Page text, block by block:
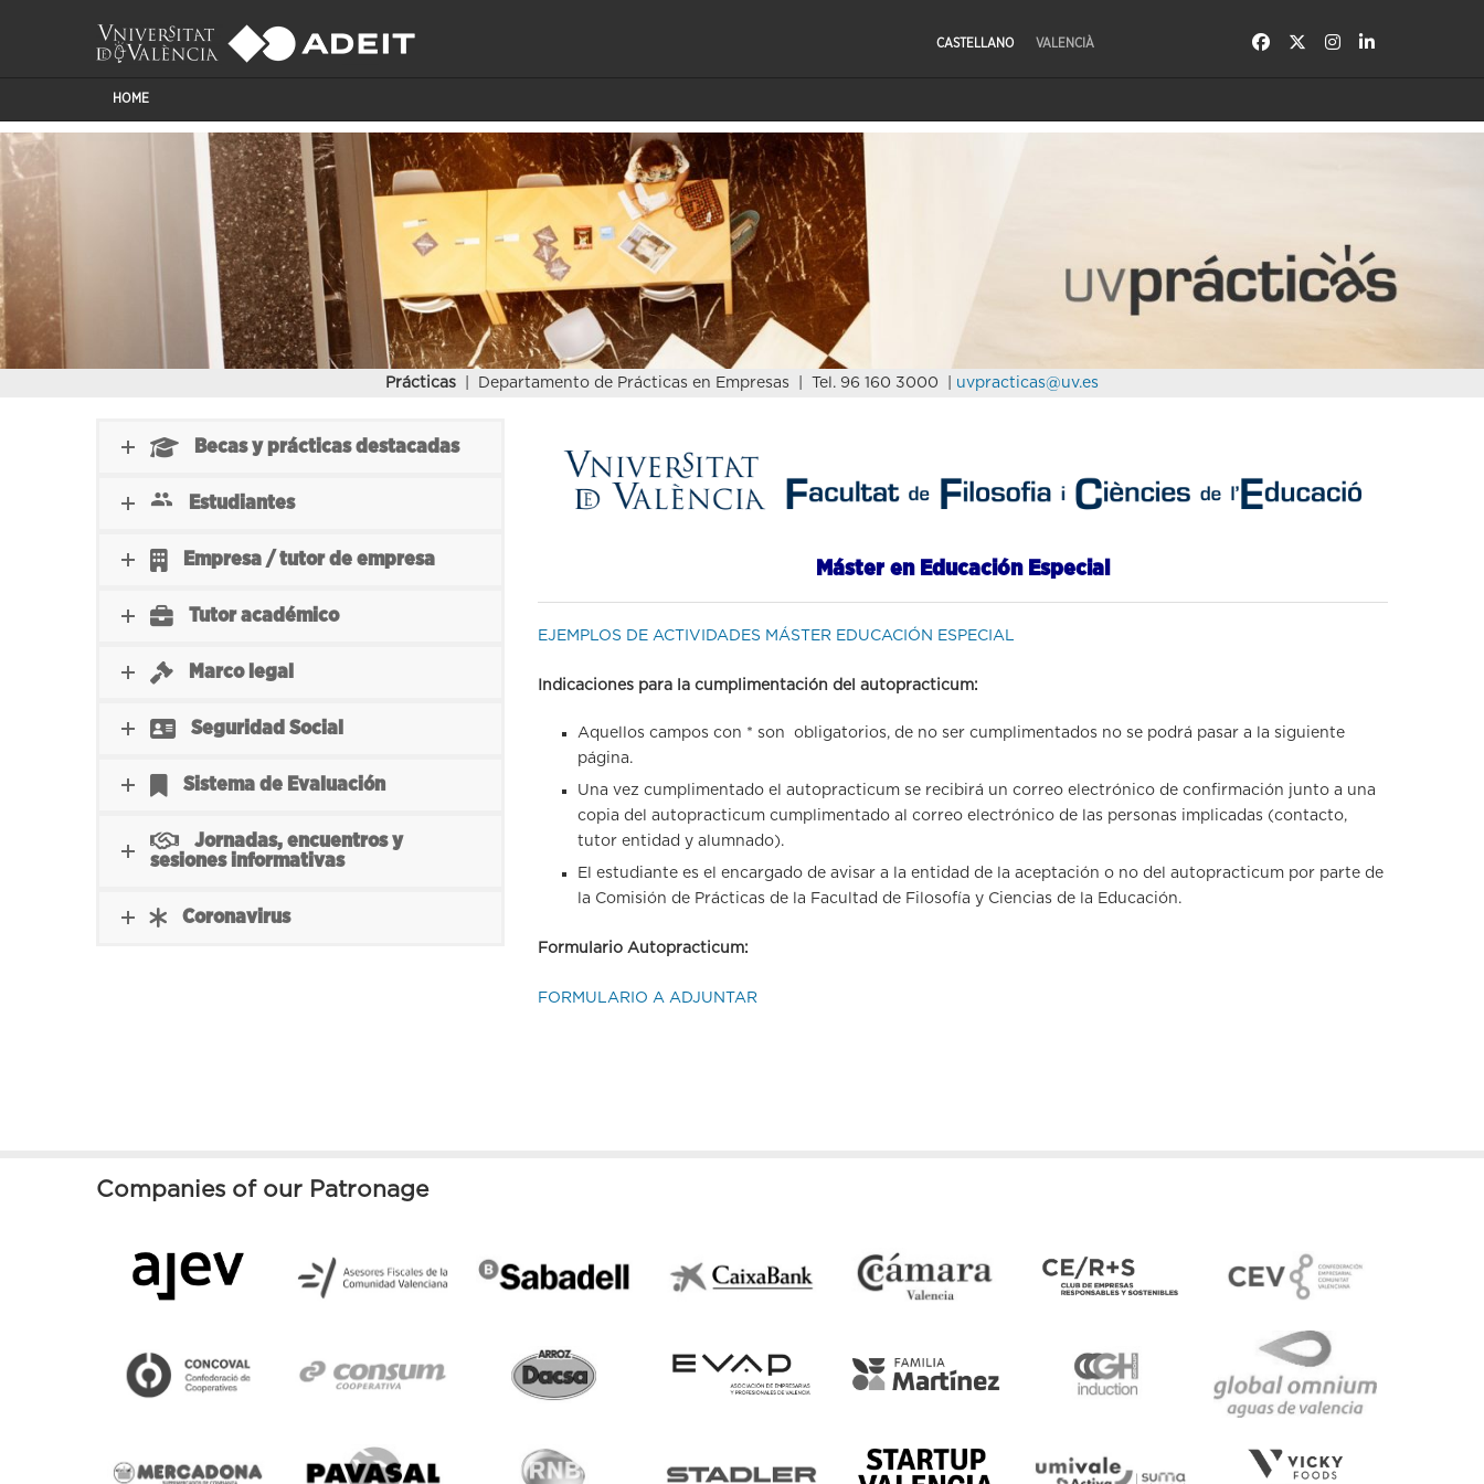
CASTELLANO VALENCIÀ
HOME
Prácticas | Departamento de Prácticas en Empresas | Tel. 96 160 3000 | uvpracticas@uv.es
Becas y prácticas destacadas
Estudiantes
Empresa / tutor de empresa
Tutor académico
Marco legal
Seguridad Social
Sistema de Evaluación
Jornadas, encuentros y
sesiones informativas
Coronavirus
Máster en Educación Especial
EJEMPLOS DE ACTIVIDADES MÁSTER EDUCACIÓN ESPECIAL
Indicaciones para la cumplimentación del autopracticum:
Aquellos campos con * son obligatorios, de no ser cumplimentados no se podrá pasar a la siguiente
página.
Una vez cumplimentado el autopracticum se recibirá un correo electrónico de confirmación junto a una
copia del autopracticum cumplimentado al correo electrónico de las personas implicadas (contacto,
tutor entidad y alumnado).
El estudiante es el encargado de avisar a la entidad de la aceptación o no del autopracticum por parte de
la Comisión de Prácticas de la Facultad de Filosofía y Ciencias de la Educación.
Formulario Autopracticum:
FORMULARIO A ADJUNTAR
Companies of our Patronage